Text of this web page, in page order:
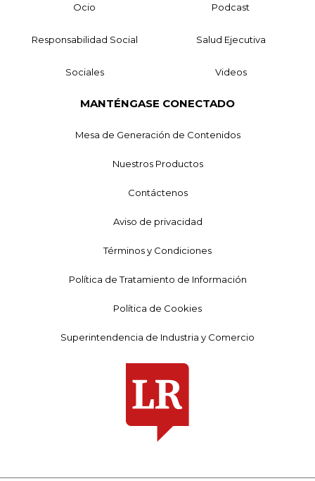
Ocio Podcast
Responsabilidad Social Salud Ejecutiva
Sociales Videos
MANTÉNGASE CONECTADO
Mesa de Generación de Contenidos
Nuestros Productos
Contáctenos
Aviso de privacidad
Términos y Condiciones
Política de Tratamiento de Información
Política de Cookies
Superintendencia de Industria y Comercio